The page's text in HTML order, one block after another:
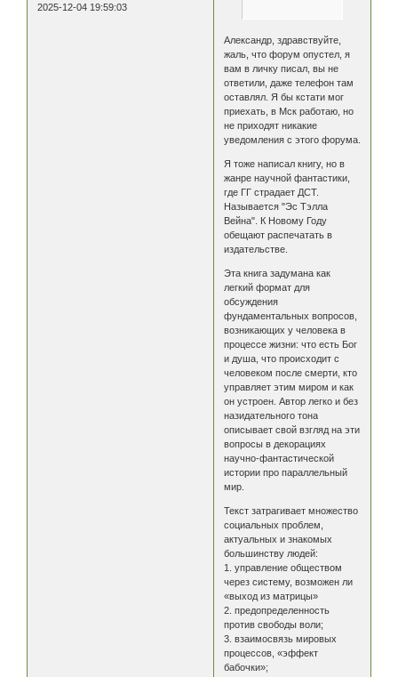
2025-12-04 19:59:03
Александр, здравствуйте,
жаль, что форум опустел, я
вам в личку писал, вы не
ответили, даже телефон там
оставлял. Я бы кстати мог
приехать, в Мск работаю, но
не приходят никакие
уведомления с этого форума.
Я тоже написал книгу, но в
жанре научной фантастики,
где ГГ страдает ДСТ.
Называется "Эс Тэлла
Вейна". К Новому Году
обещают распечатать в
издательстве.
Эта книга задумана как
легкий формат для
обсуждения
фундаментальных вопросов,
возникающих у человека в
процессе жизни: что есть Бог
и душа, что происходит с
человеком после смерти, кто
управляет этим миром и как
он устроен. Автор легко и без
назидательного тона
описывает свой взгляд на эти
вопросы в декорациях
научно-фантастической
истории про параллельный
мир.
Текст затрагивает множество
социальных проблем,
актуальных и знакомых
большинству людей:
1. управление обществом
через систему, возможен ли
«выход из матрицы»
2. предопределенность
против свободы воли;
3. взаимосвязь мировых
процессов, «эффект
бабочки»;